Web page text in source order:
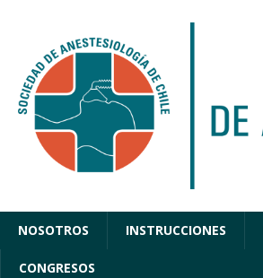
NOSOTROS INSTRUCCIONES
CONGRESOS